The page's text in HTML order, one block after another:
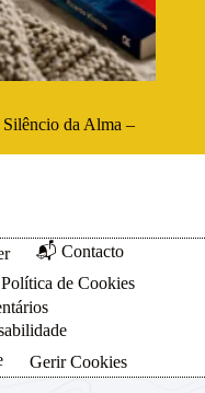
da Alma –
📬 Contacto
de Cookies
Gerir Cookies